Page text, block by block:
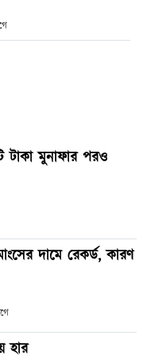
টাকা মুনাফার পরও
দামে রেকর্ড, কারণ
হার